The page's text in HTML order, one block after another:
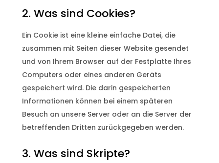
2. Was sind Cookies?
Ein Cookie ist eine kleine einfache Datei, die
zusammen mit Seiten dieser Website gesendet
und von Ihrem Browser auf der Festplatte Ihres
Computers oder eines anderen Geräts
gespeichert wird. Die darin gespeicherten
Informationen können bei einem späteren
Besuch an unsere Server oder an die Server der
betreffenden Dritten zurückgegeben werden.
3. Was sind Skripte?